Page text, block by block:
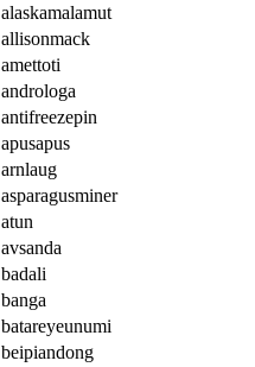
alaskamalamut
allisonmack
amettoti
androloga
antifreezepin
apusapus
arnlaug
asparagusminer
atun
avsanda
badali
banga
batareyeunumi
beipiandong